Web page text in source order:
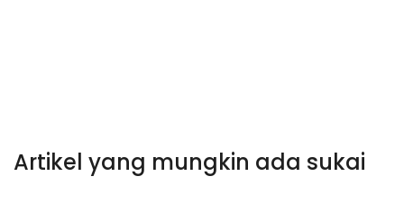
Artikel yang mungkin ada sukai